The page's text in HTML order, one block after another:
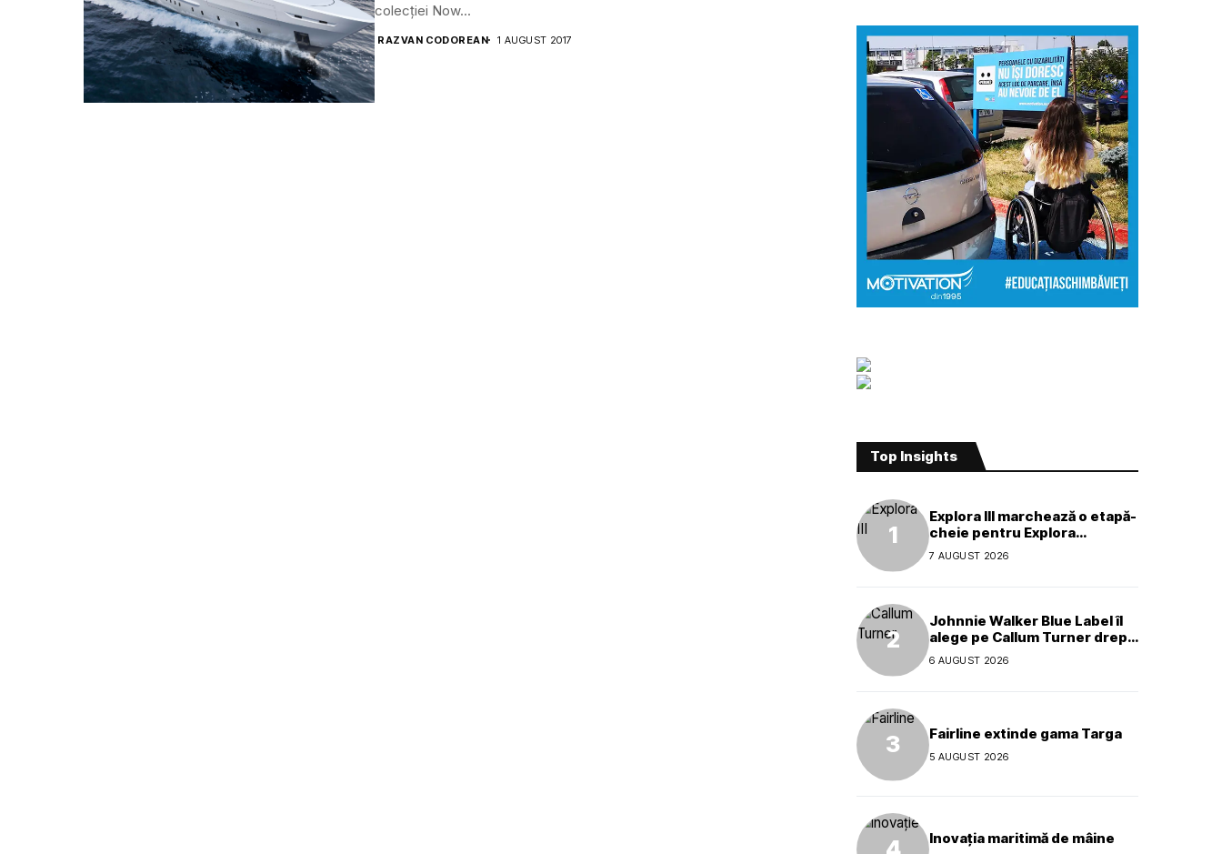
colecției Now...
RAZVAN CODOREAN 1 AUGUST 2017
Top Insights
Explora III marchează o etapă-
cheie pentru Explora
Journeys
7 AUGUST 2026
Johnnie Walker Blue Label îl
alege pe Callum Turner drept
noul ambasador global al
mărcii
6 AUGUST 2026
Fairline extinde gama Targa
5 AUGUST 2026
Inovația maritimă de mâine